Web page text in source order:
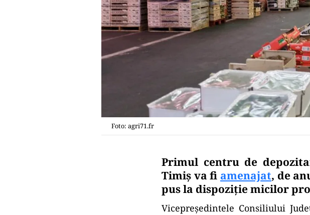
Foto: agri71.fr
Primul centru de
Timiș va fi amenajat, de
pus la dispoziție micilor
Vicepreşedintele Consiliului